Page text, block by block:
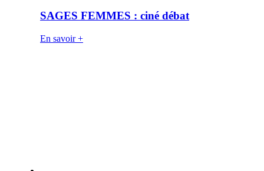
SAGES FEMMES : ciné débat
En savoir +